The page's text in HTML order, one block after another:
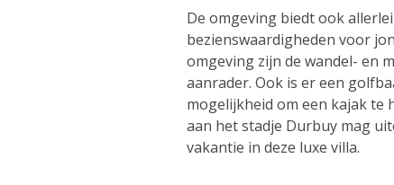
De omgeving biedt ook
bezienswaardigheden voor
omgeving zijn de wandel- en
aanrader. Ook is er een
mogelijkheid om een kajak te
aan het stadje Durbuy mag
vakantie in deze luxe villa.